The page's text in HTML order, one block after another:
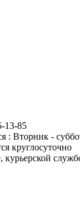
13-85
Вторник -
круглосуточно